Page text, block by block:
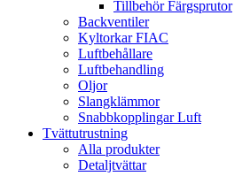
Tillbehör Färgsprutor
Backventiler
Kyltorkar FIAC
Luftbehållare
Luftbehandling
Oljor
Slangklämmor
Snabbkopplingar Luft
Tvättutrustning
Alla produkter
Detaljtvättar